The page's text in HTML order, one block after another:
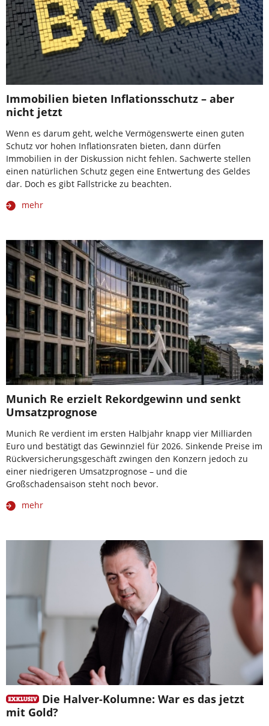
Immobilien bieten Inflationsschutz – aber
nicht jetzt
Wenn es darum geht, welche Vermögenswerte einen guten
Schutz vor hohen Inflationsraten bieten, dann dürfen
Immobilien in der Diskussion nicht fehlen. Sachwerte stellen
einen natürlichen Schutz gegen eine Entwertung des Geldes
dar. Doch es gibt Fallstricke zu beachten.
mehr
Munich Re erzielt Rekordgewinn und senkt
Umsatzprognose
Munich Re verdient im ersten Halbjahr knapp vier Milliarden
Euro und bestätigt das Gewinnziel für 2026. Sinkende Preise im
Rückversicherungsgeschäft zwingen den Konzern jedoch zu
einer niedrigeren Umsatzprognose – und die
Großschadensaison steht noch bevor.
mehr
Die Halver-Kolumne: War es das jetzt
mit Gold?